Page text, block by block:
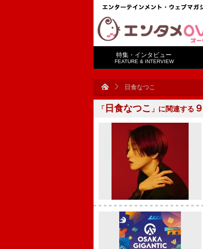
特集・インタビュー
FEATURE & INTERVIEW
日食なつこ
「 日食なつこ 」に関連する ９